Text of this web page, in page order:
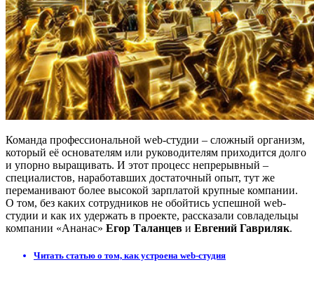
Команда профессиональной web-студии – сложный организм,
который её основателям или руководителям приходится долго
и упорно выращивать. И этот процесс непрерывный –
специалистов, наработавших достаточный опыт, тут же
переманивают более высокой зарплатой крупные компании.
О том, без каких сотрудников не обойтись успешной web-
студии и как их удержать в проекте, рассказали совладельцы
компании «Ананас» Егор Таланцев и Евгений Гавриляк.
Читать статью о том, как устроена web-студия